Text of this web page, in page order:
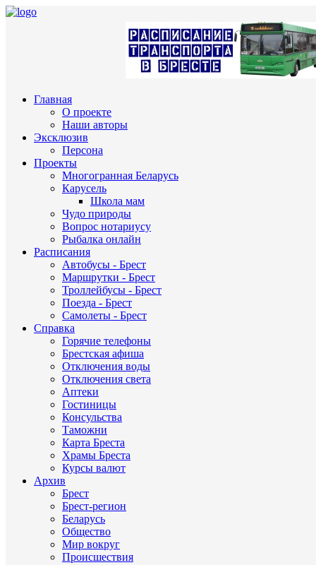
Главная
О проекте
Наши авторы
Эксклюзив
Персона
Проекты
Многогранная Беларусь
Карусель
Школа мам
Чудо природы
Вопрос нотариусу
Рыбалка онлайн
Расписания
Автобусы - Брест
Маршрутки - Брест
Троллейбусы - Брест
Поезда - Брест
Самолеты - Брест
Справка
Горячие телефоны
Брестская афиша
Отключения воды
Отключения света
Аптеки
Гостиницы
Консульства
Таможни
Карта Бреста
Храмы Бреста
Курсы валют
Архив
Брест
Брест-регион
Беларусь
Общество
Мир вокруг
Происшествия